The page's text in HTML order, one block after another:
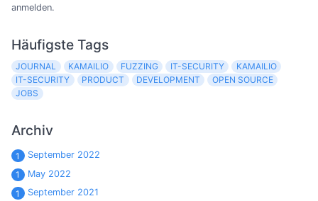
anmelden.
Häufigste Tags
JOURNAL KAMAILIO FUZZING IT-SECURITY
KAMAILIO
IT-SECURITY
PRODUCT DEVELOPMENT
OPEN SOURCE
JOBS
Archiv
1
September 2022
1
May 2022
1
September 2021